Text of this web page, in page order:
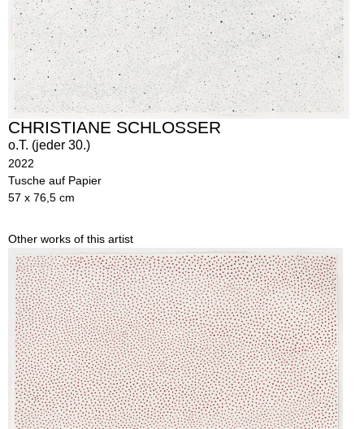
CHRISTIANE SCHLOSSER
o.T. (jeder 30.)
2022
Tusche auf Papier
57 x 76,5 cm
Other works of this artist